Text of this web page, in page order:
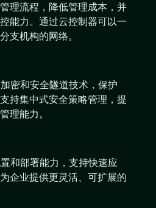
理流程，降低管理成本，并
能力。通过云控制器可以一
支机构的网络。
密和安全隧道技术，保护
持集中式安全策略管理，提
理能力。
和部署能力，支持快速应
企业提供更灵活、可扩展的